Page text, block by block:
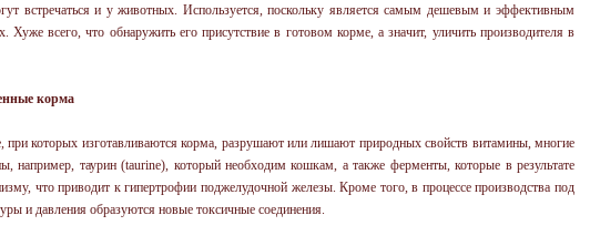
встречаться и у животных. Используется, поскольку является самым дешевым и эффективным
Хуже всего, что обнаружить его присутствие в готовом корме, а значит, уличить производителя в
корма
при которых изготавливаются корма, разрушают или лишают природных свойств витамины, многие
например, таурин (taurine), который необходим кошкам, а также ферменты, которые в результате
что приводит к гипертрофии поджелудочной железы. Кроме того, в процессе производства под
и давления образуются новые токсичные соединения.